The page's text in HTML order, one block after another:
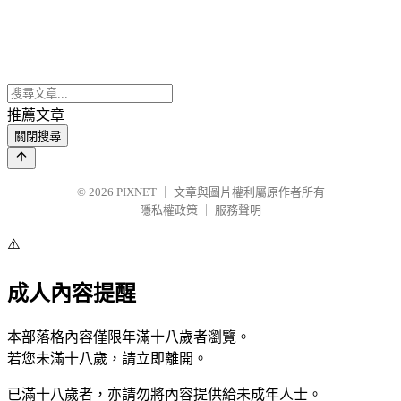
推薦文章
關閉搜尋
© 2026 PIXNET
文章與圖片權利屬原作者所有
隱私權政策
服務聲明
⚠️
成人內容提醒
本部落格內容僅限年滿十八歲者瀏覽。
若您未滿十八歲，請立即離開。
已滿十八歲者，亦請勿將內容提供給未成年人士。